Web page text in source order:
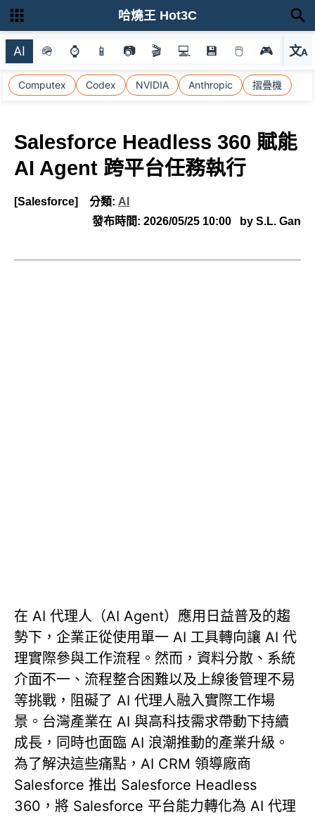
AI 🪖 ⌚ 📱 📷 🎬 💻 💾 🖱 🎮 文A
選
Computex Codex NVIDIA Anthropic 摺疊機
哈燒王 Hot3C
Salesforce Headless 360 賦能
AI Agent 跨平台任務執行
[Salesforce] 分類: AI
發布時間: 2026/05/25 10:00 by S.L. Gan
在 AI 代理人（AI Agent）應用日益普及的趨
勢下，企業正從使用單一 AI 工具轉向讓 AI 代
理實際參與工作流程。然而，資料分散、系統
介面不一、流程整合困難以及上線後管理不易
等挑戰，阻礙了 AI 代理人融入實際工作場
景。台灣產業在 AI 與高科技需求帶動下持續
成長，同時也面臨 AI 浪潮推動的產業升級。
為了解決這些痛點，AI CRM 領導廠商
Salesforce 推出 Salesforce Headless
360，將 Salesforce 平台能力轉化為 AI 代理